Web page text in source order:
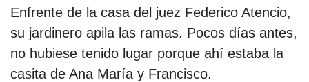
Enfrente de la casa del juez Federico Atencio,
su jardinero apila las ramas. Pocos días antes,
no hubiese tenido lugar porque ahí estaba la
casita de Ana María y Francisco.